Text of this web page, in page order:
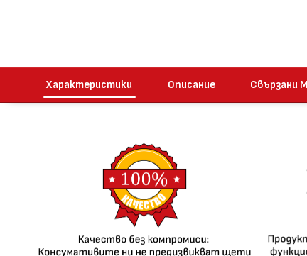
Характеристики Описание Свързани